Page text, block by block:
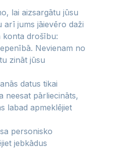
lai aizsargātu jūsu
arī jums jāievēro daži
konta drošību:
Nevienam no
zināt jūsu
datus tikai
neesat pārliecināts,
labad apmeklējiet
personisko
jebkādus